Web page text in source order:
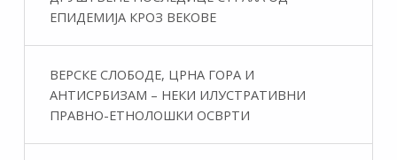
ЕПИДЕМИЈА КРОЗ ВЕКОВЕ
ВЕРСКЕ СЛОБОДЕ, ЦРНА ГОРА И
АНТИСРБИЗАМ – НЕКИ ИЛУСТРАТИВНИ
ПРАВНО-ЕТНОЛОШКИ ОСВРТИ